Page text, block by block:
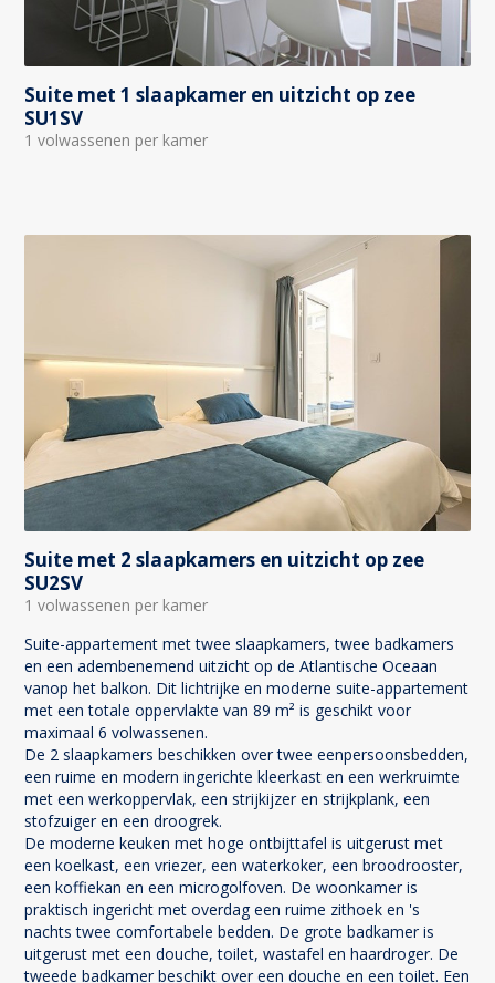
Suite met 1 slaapkamer en uitzicht op zee
SU1SV
1 volwassenen per kamer
Suite met 2 slaapkamers en uitzicht op zee
SU2SV
1 volwassenen per kamer
Suite-appartement met twee slaapkamers, twee badkamers
en een adembenemend uitzicht op de Atlantische Oceaan
vanop het balkon. Dit lichtrijke en moderne suite-appartement
met een totale oppervlakte van 89 m² is geschikt voor
maximaal 6 volwassenen.
De 2 slaapkamers beschikken over twee eenpersoonsbedden,
een ruime en modern ingerichte kleerkast en een werkruimte
met een werkoppervlak, een strijkijzer en strijkplank, een
stofzuiger en een droogrek.
De moderne keuken met hoge ontbijttafel is uitgerust met
een koelkast, een vriezer, een waterkoker, een broodrooster,
een koffiekan en een microgolfoven. De woonkamer is
praktisch ingericht met overdag een ruime zithoek en 's
nachts twee comfortabele bedden. De grote badkamer is
uitgerust met een douche, toilet, wastafel en haardroger. De
tweede badkamer beschikt over een douche en een toilet. Een